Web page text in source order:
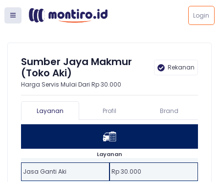
Login
Sumber Jaya Makmur
(Toko Aki)
Rekanan
Harga Servis Mulai Dari Rp 30.000
Layanan Profil Brand
Layanan
Jasa Ganti Aki Rp 30.000